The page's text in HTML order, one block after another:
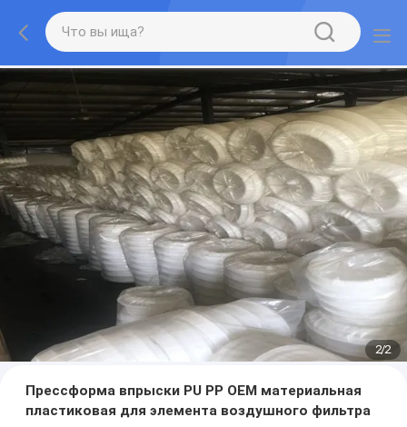
2/2
Прессформа впрыски PU PP OEM материальная
пластиковая для элемента воздушного фильтра